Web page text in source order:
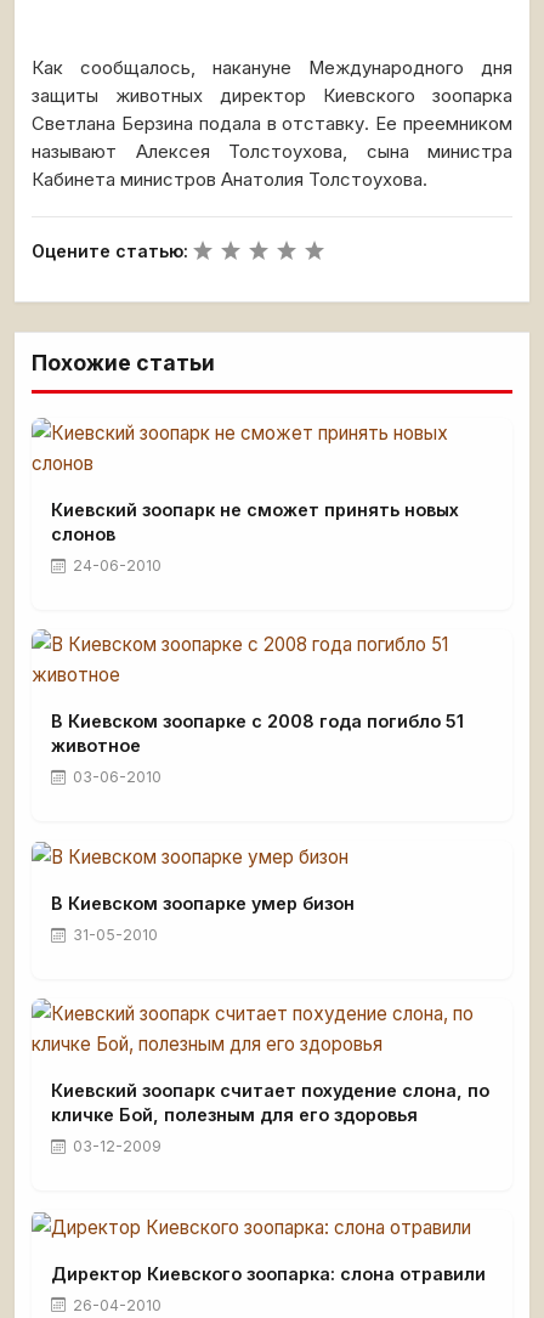
Как сообщалось, накануне Международного дня
защиты животных директор Киевского зоопарка
Светлана Берзина подала в отставку. Ее преемником
называют Алексея Толстоухова, сына министра
Кабинета министров Анатолия Толстоухова.
Оцените статью:
Похожие статьи
Киевский зоопарк не сможет принять новых
слонов
24-06-2010
В Киевском зоопарке с 2008 года погибло 51
животное
03-06-2010
В Киевском зоопарке умер бизон
31-05-2010
Киевский зоопарк считает похудение слона, по
кличке Бой, полезным для его здоровья
03-12-2009
Директор Киевского зоопарка: слона отравили
26-04-2010